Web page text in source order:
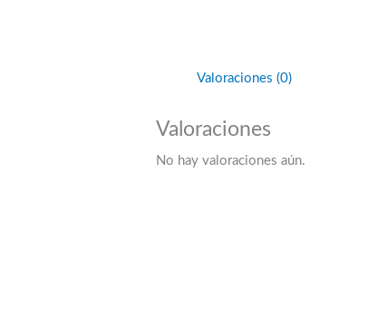
Valoraciones (0)
Valoraciones
No hay valoraciones aún.